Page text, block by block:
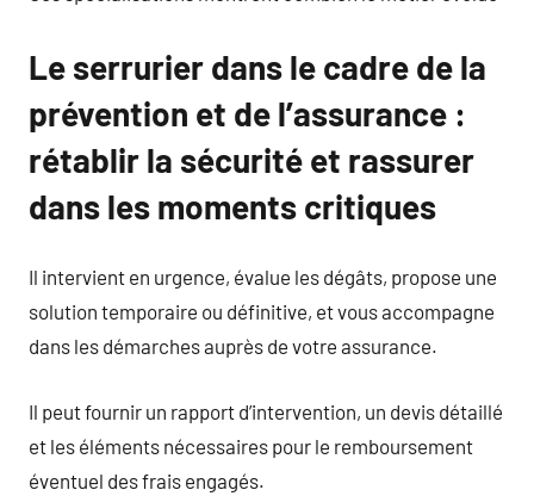
Le serrurier dans le cadre de la
prévention et de l’assurance :
rétablir la sécurité et rassurer
dans les moments critiques
Il intervient en urgence, évalue les dégâts, propose une
solution temporaire ou définitive, et vous accompagne
dans les démarches auprès de votre assurance.
Il peut fournir un rapport d’intervention, un devis détaillé
et les éléments nécessaires pour le remboursement
éventuel des frais engagés.